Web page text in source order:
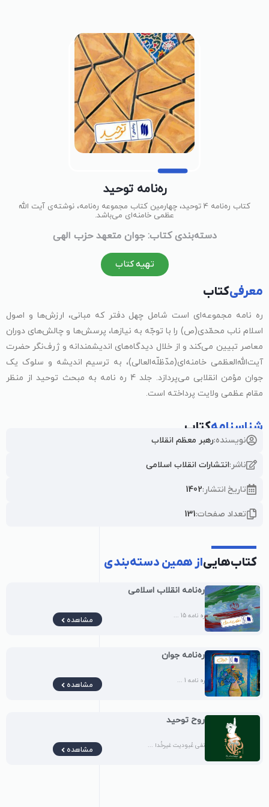
ره‌نامه توحید
کتاب ره‌نامه 4 توحید، چهارمین کتاب مجموعه ره‌نامه، نوشته‌ی آیت الله
عظمی خامنه‌ای می‌باشد.
دسته‌بندی کتاب: جوان متعهد حزب الهی
تهیه کتاب
معرفیکتاب
ره نامه مجموعه‌ای است شامل چهل دفتر که مبانی، ارزش‌ها و اصول
اسلام ناب محمّدی(ص) را با توجّه به نیازها، پرسش‌ها و چالش‌های دوران
معاصر تبیین می‌کند و از خلال دیدگاه‌های اندیشمندانه و ژرف‌نگر حضرت
آیت‌الله‌العظمی خامنه‌ای(مدّظلّه‌العالی)، به ترسیم اندیشه و سلوک یک
جوان مؤمن انقلابی می‌پردازد. جلد 4 ره نامه به مبحث توحید از منظر
مقام عظمی ولایت پرداخته است.
شناسنامهکتاب
نویسنده:رهبر معظم انقلاب
ناشر:انتشارات انقلاب اسلامی
تاریخ انتشار:1402
تعداد صفحات:131
کتاب‌هاییاز همین دسته‌بندی
ره‌نامه‌ انقلاب اسلامی
ره نامه 15 ... مشاهده
ره‌نامه‌ جوان
ره نامه 1 ... مشاهده
روح توحید
نفی عُبودیت غیرخُدا ... مشاهده